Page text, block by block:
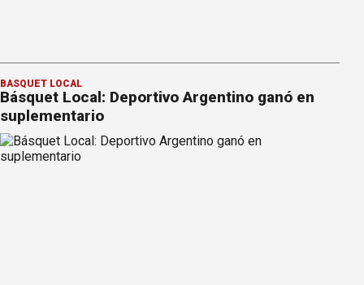
BÁSQUET LOCAL
Básquet Local: Deportivo Argentino ganó en
suplementario